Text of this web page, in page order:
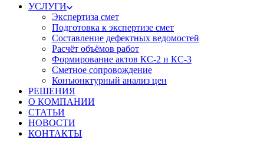
УСЛУГИ
Экспертиза смет
Подготовка к экспертизе смет
Составление дефектных ведомостей
Расчёт объёмов работ
Формирование актов КС-2 и КС-3
Сметное сопровождение
Конъюнктурный анализ цен
РЕШЕНИЯ
О КОМПАНИИ
СТАТЬИ
НОВОСТИ
КОНТАКТЫ